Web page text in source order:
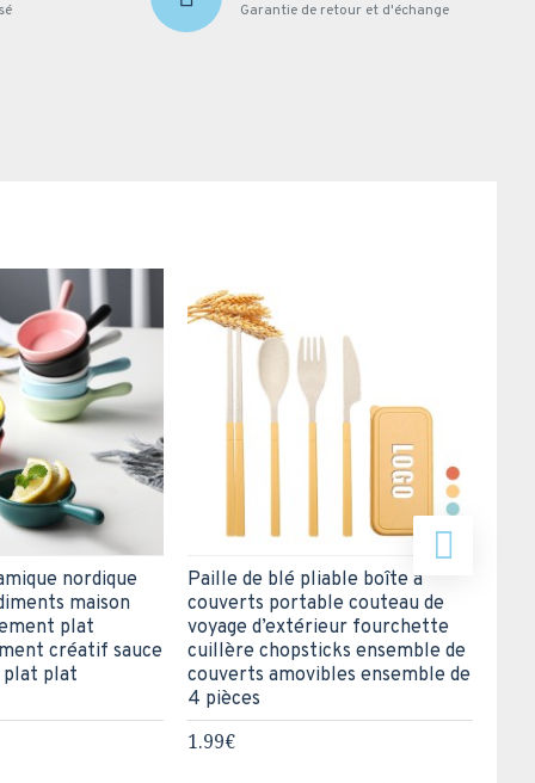
Garantie de retour et d'échange
nordique
maison
plat
créatif sauce
plat plat
Paille de blé pliable boîte à
couverts portable couteau de
voyage d’extérieur fourchette
cuillère chopsticks ensemble de
couverts amovibles ensemble de
4 pièces
1.99€